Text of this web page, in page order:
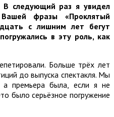
следующий раз я увидел
фразы «Проклятый
с лишним лет бегут
в эту роль, как
Больше трёх лет
до выпуска спектакля. Мы
премьера была, если я не
было серьёзное погружение